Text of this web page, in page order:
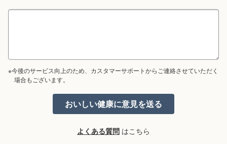
※今後のサービス向上のため、カスタマーサポートからご連絡させていただく
場合もございます。
よくある質問 はこちら